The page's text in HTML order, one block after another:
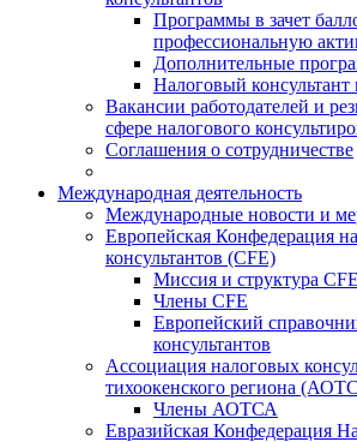
Программы в зачет
профессиональную
Дополнительные
Налоговый консультант
Вакансии работодателей и
сфере налогового
Соглашения о сотрудничестве
Международная деятельность
Международные новости и
Европейская Конфедерация
консультантов (CFE)
Миссия и структура CFE
Члены CFE
Европейский
консультантов
Ассоциация налоговых
тихоокенского региона
Члены АОТСА
Евразийская Конфедерация